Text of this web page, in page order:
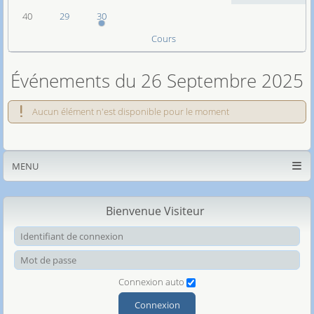
MENU
Bienvenue Visiteur
Connexion auto
Connexion
40
29
30
Cours
Événements du 26 Septembre 2025
Aucun élément n'est disponible pour le moment